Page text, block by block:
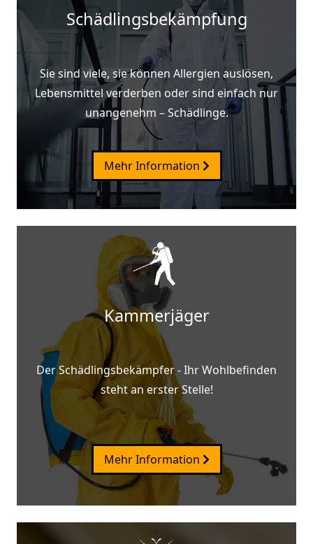
Schädlingsbekämpfung
Sie sind viele, sie können Allergien auslösen,
Lebensmittel verderben oder sind einfach nur
unangenehm – Schädlinge.
Mehr Information
Kammerjäger
Der Schädlingsbekämpfer - Ihr Wohlbefinden
steht an erster Stelle!
Mehr Information